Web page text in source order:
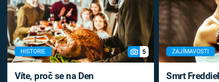
HISTORIE 5
Víte, proč se na Den
ZAJÍMAVOSTI
Smrt